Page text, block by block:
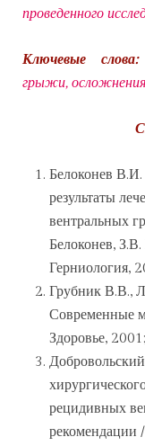
проведенного
Ключевые слова:
грыжи,
Белоконев
результаты
вентральных
Белоконев,
Герниология,
Грубник В.В.,
Современные
Здоровье,
рецидивных
рекомендации